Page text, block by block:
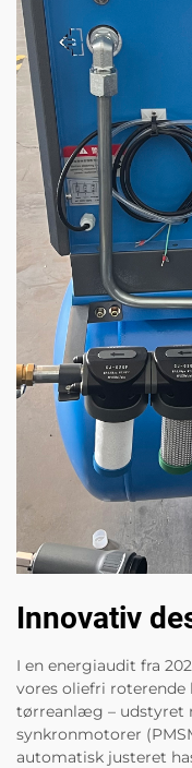
Innovativ
I en energiaudit fra
vores oliefri
tørreanlæg – udstyret
synkronmotorer
automatisk justeret